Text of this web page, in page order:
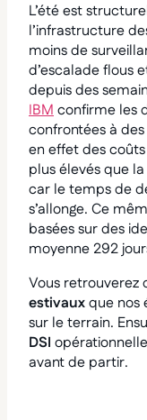
L’été est
l’infrastructure
moins de
d’escalade flous
depuis des
IBMconfirme les
confrontées à
en effet des
plus élevés que
car le temps de
s’allonge. Ce
basées sur des
moyenne 292
Vous retrouverez
estivauxque nos
sur le terrain.
DSI
avant de partir.